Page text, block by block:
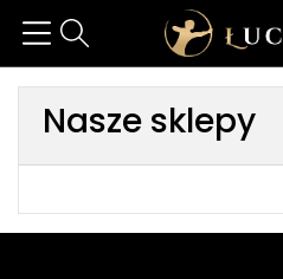
Nasze sklepy